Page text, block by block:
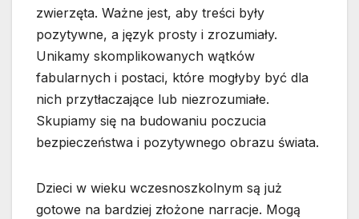
zwierzęta. Ważne jest, aby treści były
pozytywne, a język prosty i zrozumiały.
Unikamy skomplikowanych wątków
fabularnych i postaci, które mogłyby być dla
nich przytłaczające lub niezrozumiałe.
Skupiamy się na budowaniu poczucia
bezpieczeństwa i pozytywnego obrazu świata.
Dzieci w wieku wczesnoszkolnym są już
gotowe na bardziej złożone narracje. Mogą